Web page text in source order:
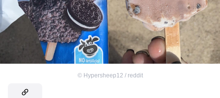
© Hypersheep12 / reddit